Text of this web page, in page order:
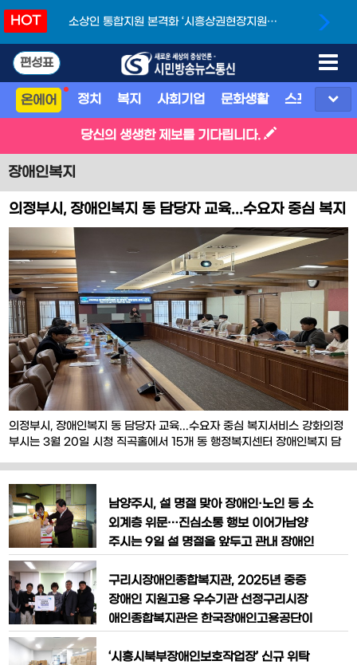
HOT
소상인 통합지원 본격화 ‘시흥상권현장지원단’
편성표
온에어 정치 복지 사회기업 문화생활 스포츠 지
당신의 생생한 제보를 기다립니다.
장애인복지
의정부시, 장애인복지 동 담당자 교육...수요자 중심 복지
서비스 강화
의정부시, 장애인복지 동 담당자 교육...수요자 중심 복지서비스 강화의정
부시는 3월 20일 시청 직곡홀에서 15개 동 행정복지센터 장애인복지 담
실시했다.이번 교육은 장애인복지 정책과 사업에 대한 이해도를 높이고
동 담당자의 실무 역량을 강화해 시민이 체감하는 장애인복지 서비스를
제공하고자 마련했다. 특히 장애인복지 행정서비스의
남양주시, 설 명절 맞아 장애인·노인 등 소
외계층 위문…진심소통 행보 이어가​남양
주시는 9일 설 명절을 앞두고 관내 장애인
활동을 진행했다고 밝혔다.이날 주광덕 남
양주시장은 금곡동 （사）한국지체장애
인협회 남양주시지회（단체장 정진춘）
자택을 차례로 방문해 현장을 직접 살폈
구리시장애인종합복지관, 2025년 중증
장애인 지원고용 우수기관 선정구리시장
애인종합복지관은 한국장애인고용공단이
간 위탁 사업」 평가에서 우수기관으로 선
‘시흥시북부장애인보호작업장’ 신규 위탁